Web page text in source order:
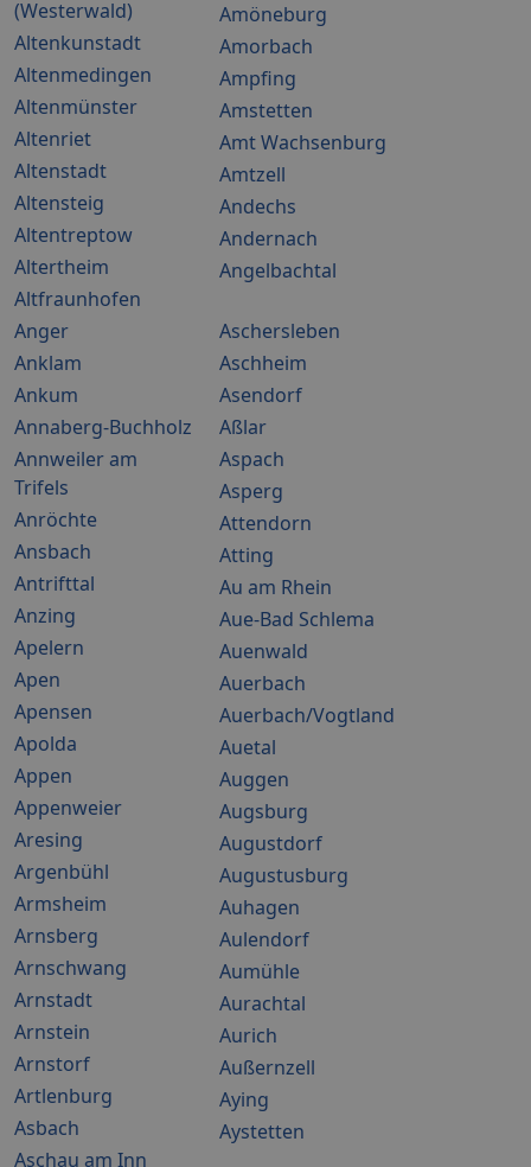
(Westerwald)
Altenkunstadt
Altenmedingen
Altenmünster
Altenriet
Altenstadt
Altensteig
Altentreptow
Altertheim
Altfraunhofen
Amöneburg
Amorbach
Ampfing
Amstetten
Amt Wachsenburg
Amtzell
Andechs
Andernach
Angelbachtal
Anger
Anklam
Ankum
Annaberg-Buchholz
Annweiler am
Trifels
Anröchte
Ansbach
Antrifttal
Anzing
Apelern
Apen
Apensen
Apolda
Appen
Appenweier
Aresing
Argenbühl
Armsheim
Arnsberg
Arnschwang
Arnstadt
Arnstein
Arnstorf
Artlenburg
Asbach
Aschau am Inn
Aschersleben
Aschheim
Asendorf
Aßlar
Aspach
Asperg
Attendorn
Atting
Au am Rhein
Aue-Bad Schlema
Auenwald
Auerbach
Auerbach/Vogtland
Auetal
Auggen
Augsburg
Augustdorf
Augustusburg
Auhagen
Aulendorf
Aumühle
Aurachtal
Aurich
Außernzell
Aying
Aystetten